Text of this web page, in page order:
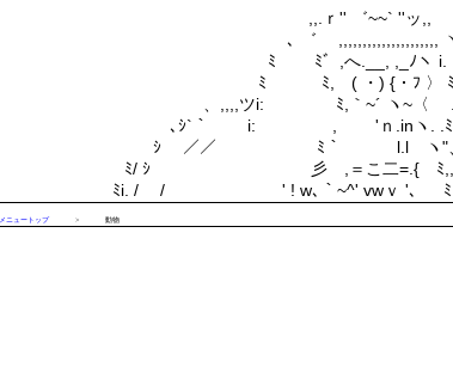
メニュートップ > 動物